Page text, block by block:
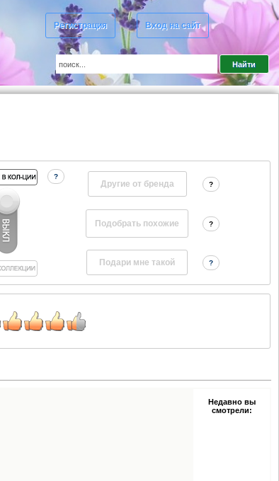
Регистрация Вход на сайт
?
Другие от бренда ?
?
?
Недавно вы
смотрели: